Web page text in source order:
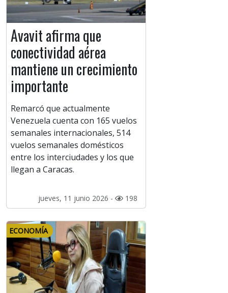
Avavit afirma que
conectividad aérea
mantiene un crecimiento
importante
Remarcó que actualmente
Venezuela cuenta con 165 vuelos
semanales internacionales, 514
vuelos semanales domésticos
entre los interciudades y los que
llegan a Caracas.
jueves, 11 junio 2026 - 198
ECONOMÍA